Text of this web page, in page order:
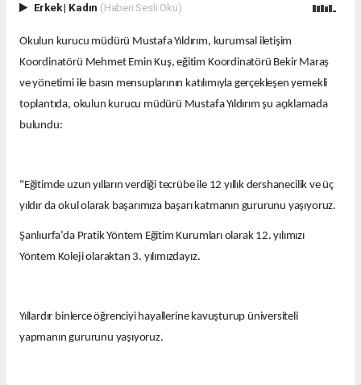
Erkek| Kadın (Haberi Sesli Oku)
Okulun kurucu müdürü Mustafa Yıldırım, kurumsal iletişim
Koordinatörü Mehmet Emin Kuş, eğitim Koordinatörü Bekir Maraş
ve yönetimi ile basın mensuplarının katılımıyla gerçekleşen yemekli
toplantıda, okulun kurucu müdürü Mustafa Yıldırım şu açıklamada
bulundu:
"Eğitimde uzun yılların verdiği tecrübe ile 12 yıllık dershanecilik ve üç
yıldır da okul olarak başarımıza başarı katmanın gururunu yaşıyoruz.
Şanlıurfa’da Pratik Yöntem Eğitim Kurumları olarak 12. yılımızı
Yöntem Koleji olaraktan 3. yılımızdayız.
Yıllardır binlerce öğrenciyi hayallerine kavuşturup üniversiteli
yapmanın gururunu yaşıyoruz.